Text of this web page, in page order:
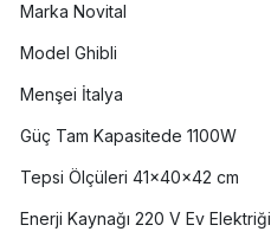
Marka Novital
Model Ghibli
Menşei İtalya
Güç Tam Kapasitede 1100W
Tepsi Ölçüleri 41x40x42 cm
Enerji Kaynağı 220 V Ev Elektriği